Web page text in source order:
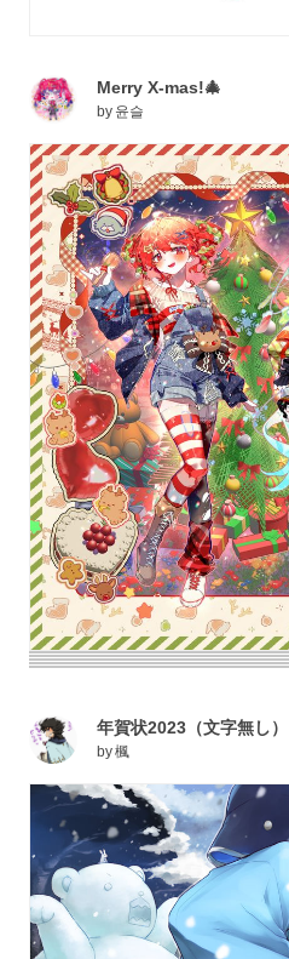
Merry X-mas!🎄
by 윤슬
年賀状2023（文字無し）
by楓